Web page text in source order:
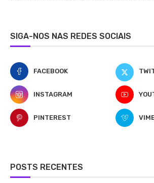
SIGA-NOS NAS REDES SOCIAIS
FACEBOOK
INSTAGRAM
PINTEREST
POSTS RECENTES